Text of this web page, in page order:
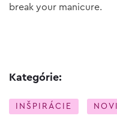
break your manicure.
Kategórie:
INŠPIRÁCIE